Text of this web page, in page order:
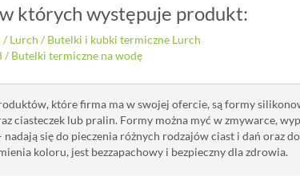
których występuje produkt:
/ Lurch / Butelki i kubki termiczne Lurch
/ Butelki termiczne na wodę
które firma ma w swojej ofercie, są formy
ciasteczek lub pralin. Formy można myć w zmywarce,
nadają się do pieczenia różnych rodzajów ciast i dań oraz
koloru, jest bezzapachowy i bezpieczny dla zdrowia.